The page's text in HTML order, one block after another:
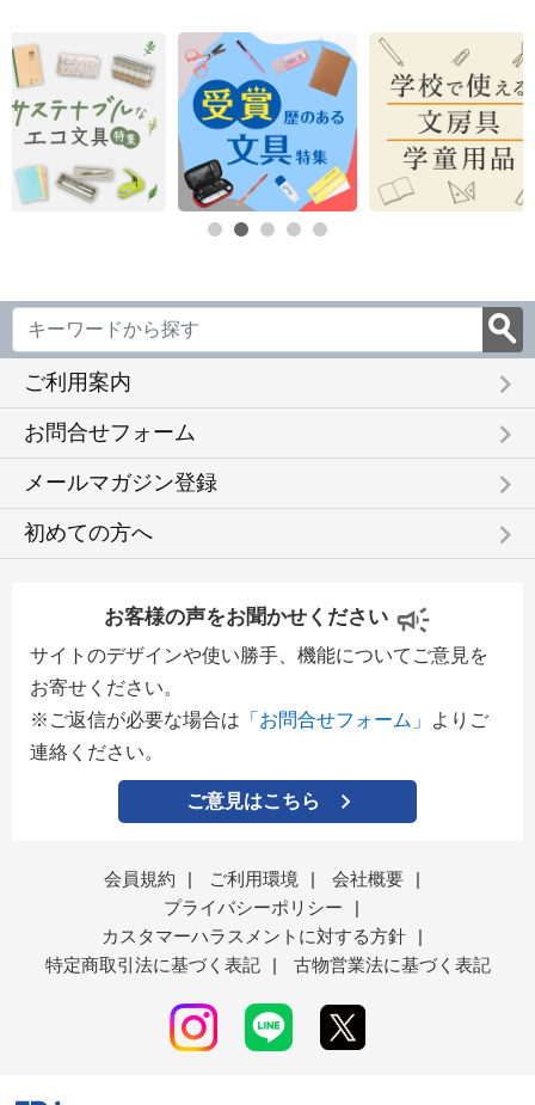
ご利用案内 keyboard_arrow_right
お問合せフォーム keyboard_arrow_right
メールマガジン登録 keyboard_arrow_right
初めての方へ keyboard_arrow_right
お客様の声をお聞かせください
サイトのデザインや使い勝手、機能についてご意見を
お寄せください。
※ご返信が必要な場合は 「お問合せフォーム」
よりご
連絡ください。
ご意見はこちら
会員規約 | ご利用環境 | 会社概要
|
プライバシーポリシー
|
カスタマーハラスメントに対する方針
|
特定商取引法に基づく表記
| 古物営業法に基づく表記